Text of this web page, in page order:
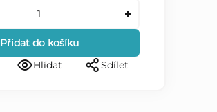
Přidat do košíku
Hlídat Sdílet